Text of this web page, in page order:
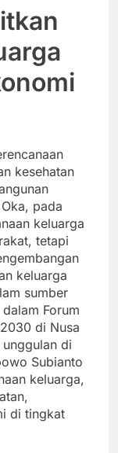
kesehatan
pada
keluarga
tetapi
keluarga
sumber
Forum
di Nusa
di
Subianto
keluarga,
di tingkat